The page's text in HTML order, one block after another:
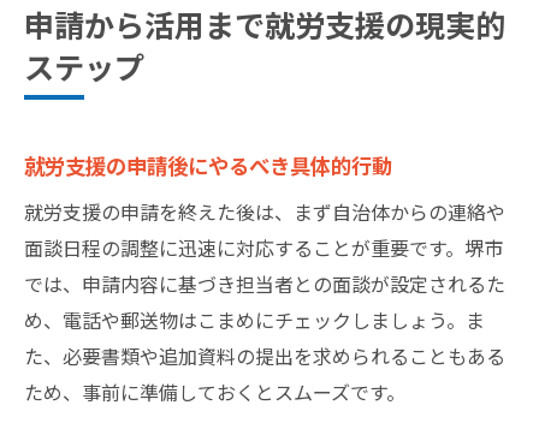
申請から活用まで就労支援の現実的
ステップ
就労支援の申請後にやるべき具体的行動
就労支援の申請を終えた後は、まず自治体からの連絡や
面談日程の調整に迅速に対応することが重要です。堺市
では、申請内容に基づき担当者との面談が設定されるた
め、電話や郵送物はこまめにチェックしましょう。ま
た、必要書類や追加資料の提出を求められることもある
ため、事前に準備しておくとスムーズです。